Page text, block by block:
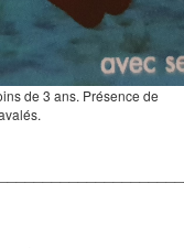
de 3 ans. Présence de